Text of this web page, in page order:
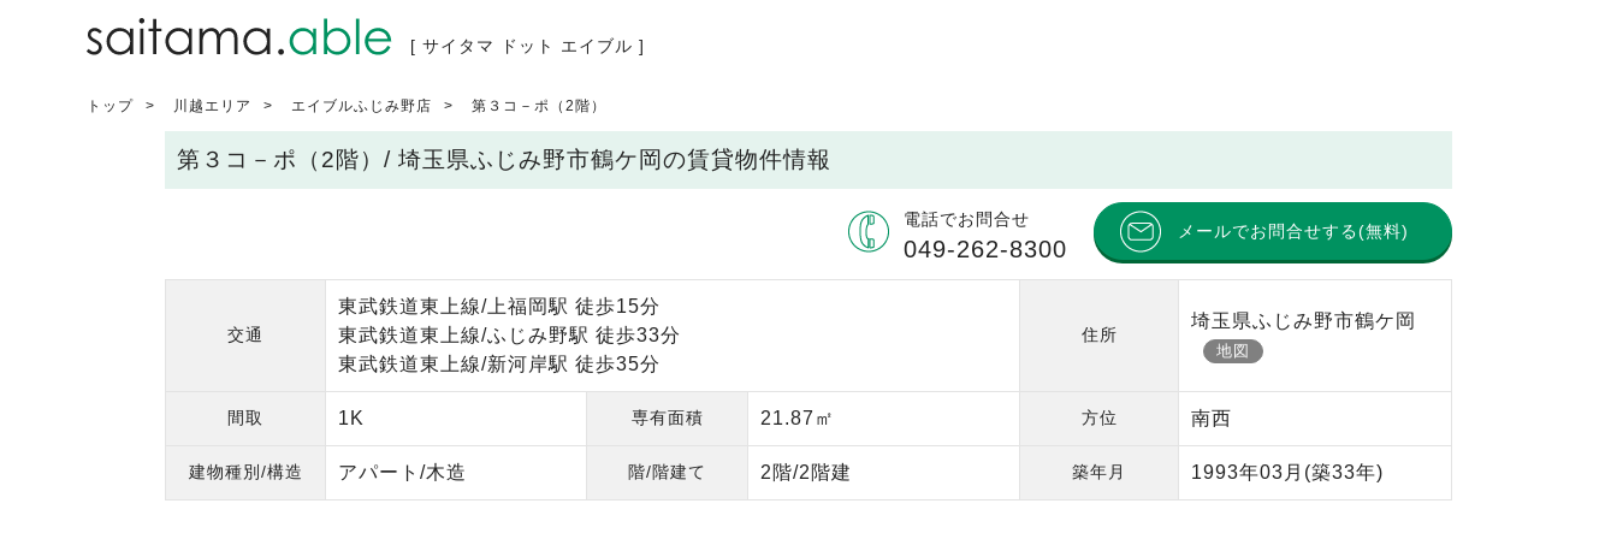
[ サイタマ ドット エイブル ]
トップ 川越エリア エイブルふじみ野店 第３コ－ポ（2階）
第３コ－ポ（2階）/ 埼玉県ふじみ野市鶴ケ岡の賃貸物件情報
電話でお問合せ
049-262-8300
メールでお問合せする(無料)
交通
東武鉄道東上線/上福岡駅 徒歩15分
東武鉄道東上線/ふじみ野駅 徒歩33分
東武鉄道東上線/新河岸駅 徒歩35分
住所
埼玉県ふじみ野市鶴ケ岡
地図
間取 1K 専有面積 21.87㎡ 方位 南西
建物種別/構造 アパート/木造 階/階建て 2階/2階建 築年月 1993年03月 (築33年)